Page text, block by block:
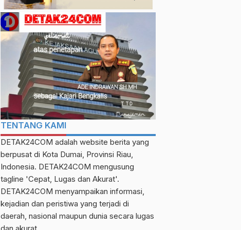
TENTANG KAMI
DETAK24COM adalah website berita yang
berpusat di Kota Dumai, Provinsi Riau,
Indonesia. DETAK24COM mengusung
tagline 'Cepat, Lugas dan Akurat'.
DETAK24COM menyampaikan informasi,
kejadian dan peristiwa yang terjadi di
daerah, nasional maupun dunia secara lugas
dan akurat.